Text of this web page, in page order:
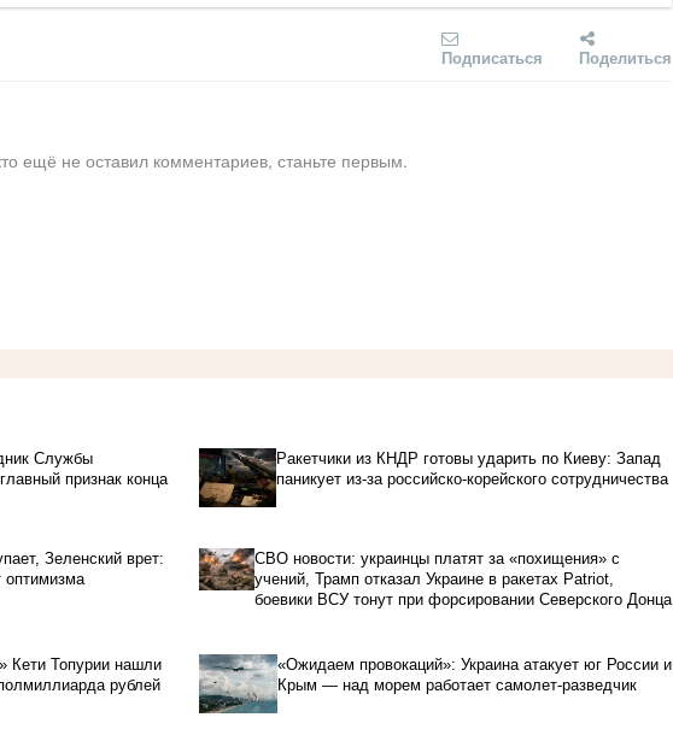
Подписаться Поделиться
ещё не оставил комментариев, станьте первым.
Службы
признак конца
Ракетчики из КНДР готовы ударить по Киеву: Запад
паникует из-за российско-корейского сотрудничества
Зеленский врет:
СВО новости: украинцы платят за «похищения» с
учений, Трамп отказал Украине в ракетах Patriot,
боевики ВСУ тонут при форсировании Северского Донца
Кети Топурии нашли
рублей
«Ожидаем провокаций»: Украина атакует юг России и
Крым — над морем работает самолет-разведчик